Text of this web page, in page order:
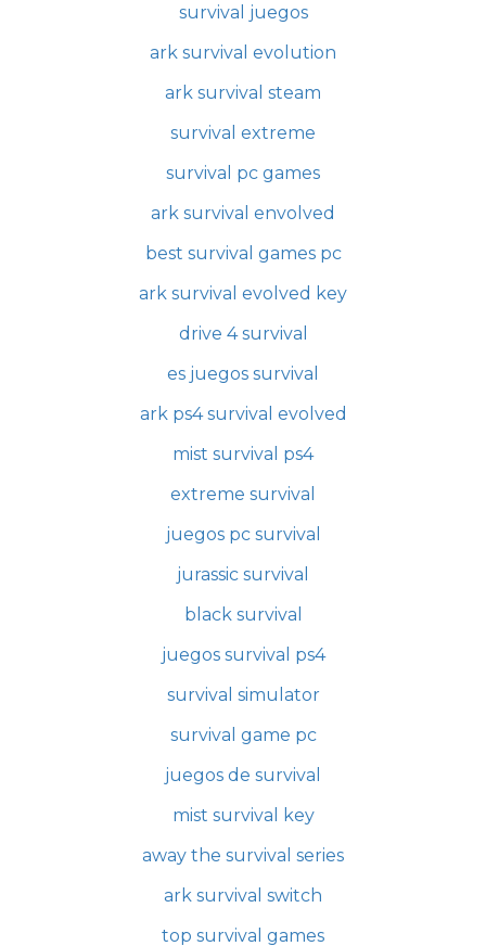
survival juegos
ark survival evolution
ark survival steam
survival extreme
survival pc games
ark survival envolved
best survival games pc
ark survival evolved key
drive 4 survival
es juegos survival
ark ps4 survival evolved
mist survival ps4
extreme survival
juegos pc survival
jurassic survival
black survival
juegos survival ps4
survival simulator
survival game pc
juegos de survival
mist survival key
away the survival series
ark survival switch
top survival games